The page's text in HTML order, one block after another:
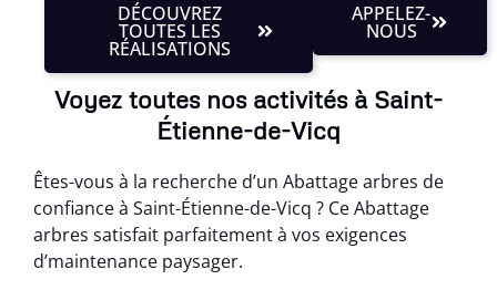
DÉCOUVREZ
TOUTES LES
RÉALISATIONS
APPELEZ-
NOUS
Voyez toutes nos activités à Saint-
Étienne-de-Vicq
Êtes-vous à la recherche d’un Abattage arbres de
confiance à Saint-Étienne-de-Vicq ? Ce Abattage
arbres satisfait parfaitement à vos exigences
d’maintenance paysager.